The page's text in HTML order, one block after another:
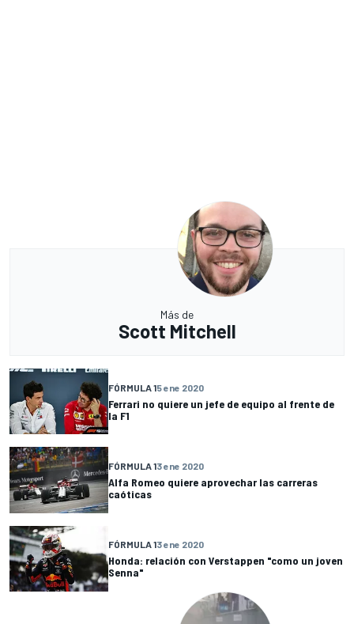
Más de
Scott Mitchell
FÓRMULA 15 ene 2020
Ferrari no quiere un jefe de equipo al frente de
la F1
FÓRMULA 13 ene 2020
Alfa Romeo quiere aprovechar las carreras
caóticas
FÓRMULA 13 ene 2020
Honda: relación con Verstappen "como un joven
Senna"